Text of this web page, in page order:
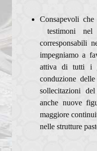
Consapevoli
testimoni
corresponsabili
impegniamo a
attiva di tutti i
conduzione
sollecitazioni
anche nuove
maggiore
nelle strutture